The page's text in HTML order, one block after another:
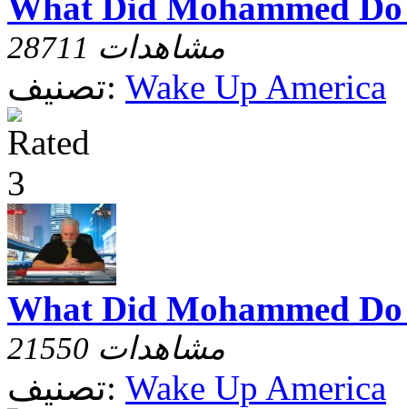
28711 مشاهدات
تصنيف: Wake Up America
What Did Mohammed
21550 مشاهدات
تصنيف: Wake Up America